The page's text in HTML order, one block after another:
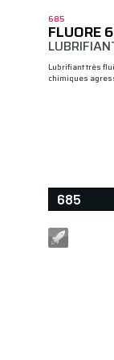
685
FLUORE 6
Lubrifiant très
chimiques
685